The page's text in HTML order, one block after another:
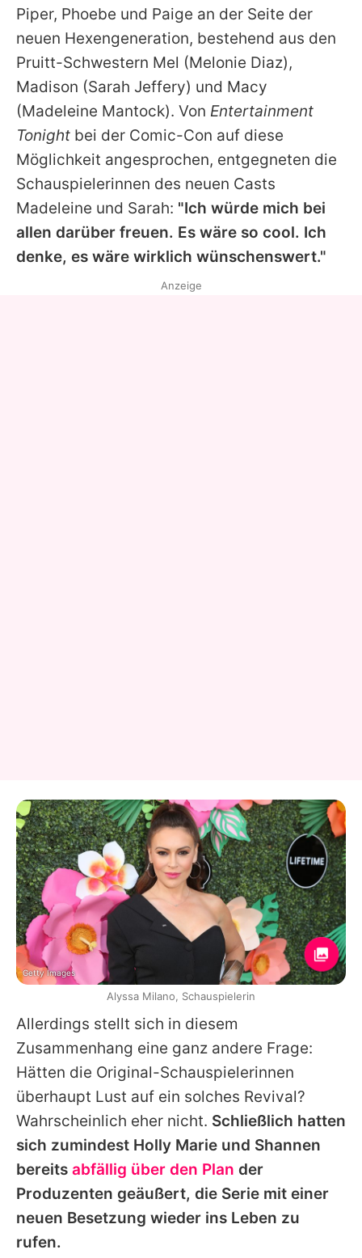
Piper, Phoebe und Paige an der Seite der
neuen Hexengeneration, bestehend aus den
Pruitt-Schwestern Mel (Melonie Diaz),
Madison (Sarah Jeffery) und Macy
(Madeleine Mantock). Von Entertainment
Tonight bei der Comic-Con auf diese
Möglichkeit angesprochen, entgegneten die
Schauspielerinnen des neuen Casts
Madeleine und Sarah: "Ich würde mich bei
allen darüber freuen. Es wäre so cool. Ich
denke, es wäre wirklich wünschenswert."
Allerdings stellt sich in diesem
Zusammenhang eine ganz andere Frage:
Hätten die Original-Schauspielerinnen
überhaupt Lust auf ein solches Revival?
Wahrscheinlich eher nicht. Schließlich hatten
sich zumindest Holly Marie und Shannen
bereits abfällig über den Plan der
Produzenten geäußert, die Serie mit einer
neuen Besetzung wieder ins Leben zu
rufen.
Anzeige
Getty Images
Alyssa Milano, Schauspielerin